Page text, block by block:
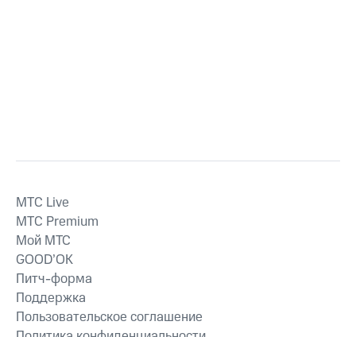
MTС Live
MTС Premium
Мой МТС
GOOD’OK
Питч-форма
Поддержка
Пользовательское соглашение